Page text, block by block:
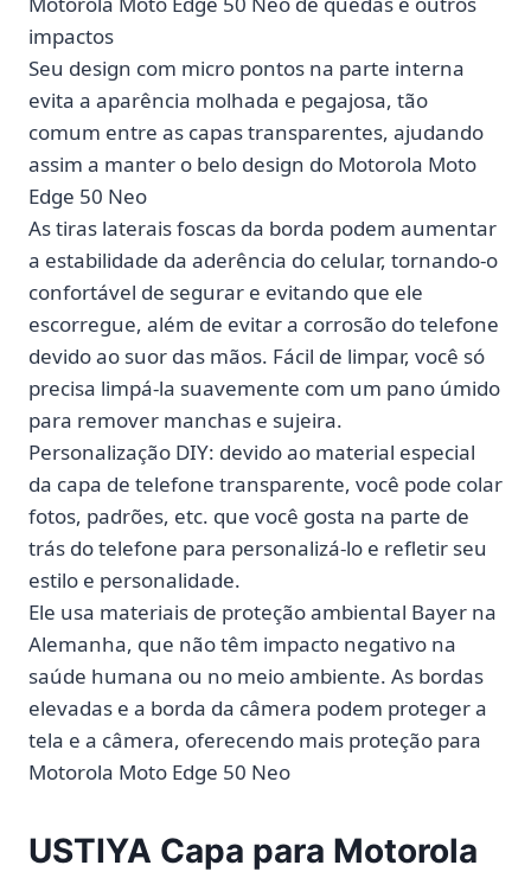
impactos
Seu design com micro pontos na parte interna
evita a aparência molhada e pegajosa, tão
comum entre as capas transparentes, ajudando
assim a manter o belo design do Motorola Moto
Edge 50 Neo
As tiras laterais foscas da borda podem aumentar
a estabilidade da aderência do celular, tornando-o
confortável de segurar e evitando que ele
escorregue, além de evitar a corrosão do telefone
devido ao suor das mãos. Fácil de limpar, você só
precisa limpá-la suavemente com um pano úmido
para remover manchas e sujeira.
Personalização DIY: devido ao material especial
da capa de telefone transparente, você pode colar
fotos, padrões, etc. que você gosta na parte de
trás do telefone para personalizá-lo e refletir seu
estilo e personalidade.
Ele usa materiais de proteção ambiental Bayer na
Alemanha, que não têm impacto negativo na
saúde humana ou no meio ambiente. As bordas
elevadas e a borda da câmera podem proteger a
tela e a câmera, oferecendo mais proteção para
Motorola Moto Edge 50 Neo
USTIYA Capa para Motorola